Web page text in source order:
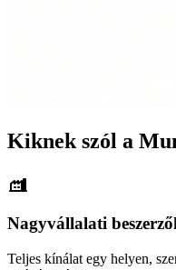
Kiknek szól a
Nagyvállalati
Teljes kínálat egy helyen,